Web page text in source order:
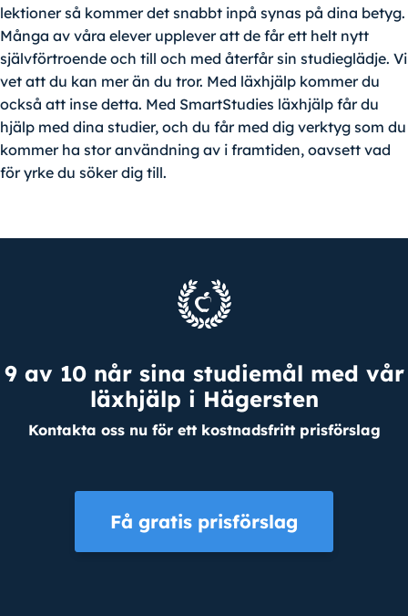
lektioner så kommer det snabbt inpå synas på dina betyg.
Många av våra elever upplever att de får ett helt nytt
självförtroende och till och med återfår sin studieglädje. Vi
vet att du kan mer än du tror. Med läxhjälp kommer du
också att inse detta. Med SmartStudies läxhjälp får du
hjälp med dina studier, och du får med dig verktyg som du
kommer ha stor användning av i framtiden, oavsett vad
för yrke du söker dig till.
9 av 10 når sina studiemål med vår
läxhjälp i Hägersten
Kontakta oss nu för ett kostnadsfritt prisförslag
Få gratis prisförslag